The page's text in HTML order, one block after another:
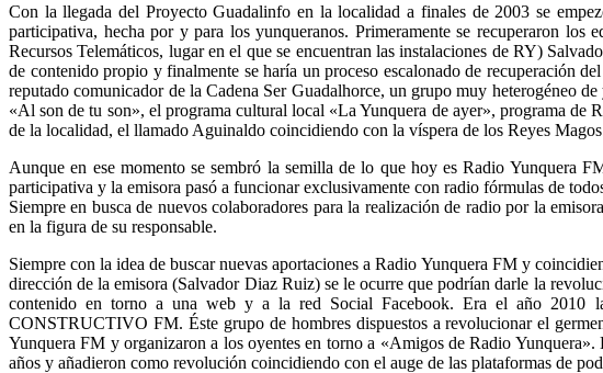
Con la llegada del Proyecto Guadalinfo en la localidad a finales de 2003 se
participativa, hecha por y para los yunqueranos. Primeramente se recuperaron
Recursos Telemáticos, lugar en el que se encuentran las instalaciones de RY)
de contenido propio y finalmente se haría un proceso escalonado de recuperación
reputado comunicador de la Cadena Ser Guadalhorce, un grupo muy heterogéneo
«Al son de tu son», el programa cultural local «La Yunquera de ayer», programa
de la localidad, el llamado Aguinaldo coincidiendo con la víspera de los Reyes
Aunque en ese momento se sembró la semilla de lo que hoy es Radio Yunquera
participativa y la emisora pasó a funcionar exclusivamente con radio fórmulas de
Siempre en busca de nuevos colaboradores para la realización de radio por la
en la figura de su responsable.
Siempre con la idea de buscar nuevas aportaciones a Radio Yunquera FM y
dirección de la emisora (Salvador Diaz Ruiz) se le ocurre que podrían darle la
contenido en torno a una web y a la red Social Facebook. Era el año 2010
CONSTRUCTIVO FM. Éste grupo de hombres dispuestos a revolucionar el
Yunquera FM y organizaron a los oyentes en torno a «Amigos de Radio
años y añadieron como revolución coincidiendo con el auge de las plataformas de